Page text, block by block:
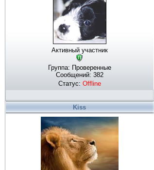
Активный участник
Группа: Проверенные
Сообщений: 382
Статус: Offline
Kiss